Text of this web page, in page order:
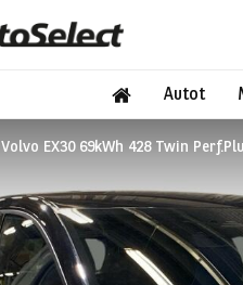
Autot
Volvo EX30 69kWh 428 Twin